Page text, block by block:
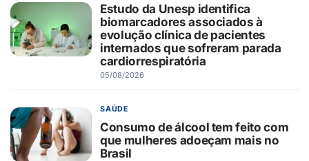
Estudo da Unesp identifica
biomarcadores associados à
evolução clínica de pacientes
internados que sofreram parada
cardiorrespiratória
05/08/2026
SAÚDE
Consumo de álcool tem feito com
que mulheres adoeçam mais no
Brasil